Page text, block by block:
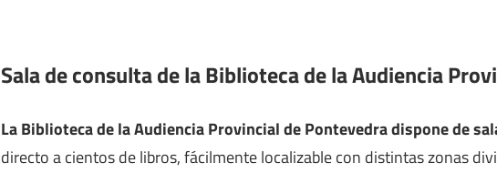
Sala de consulta de la Biblioteca de la Audiencia
La Biblioteca de la Audiencia Provincial de Pontevedra dispone de
directo a cientos de libros, fácilmente localizable con distintas zonas